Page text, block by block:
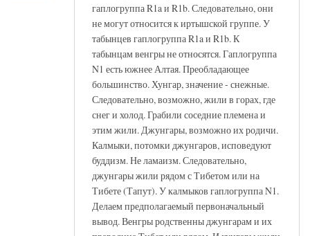
гаплогруппа R1a и R1b. Следовательно, они
не могут относится к иртышской группе. У
табынцев гаплогруппа R1a и R1b. К
табынцам венгры не относятся. Гаплогруппа
N1 есть южнее Алтая. Преобладающее
большинство. Хунгар, значение - снежные.
Следовательно, возможно, жили в горах, где
снег и холод. Грабили соседние племена и
этим жили. Джунгары, возможно их родичи.
Калмыки, потомки джунгаров, исповедуют
буддизм. Не ламаизм. Следовательно,
джунгары жили рядом с Тибетом или на
Тибете (Тапут). У калмыков гаплогруппа N1.
Делаем предполагаемый первоначальный
вывод. Венгры родственны джунгарам и их